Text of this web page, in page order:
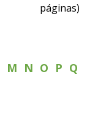
páginas)
M N O P Q